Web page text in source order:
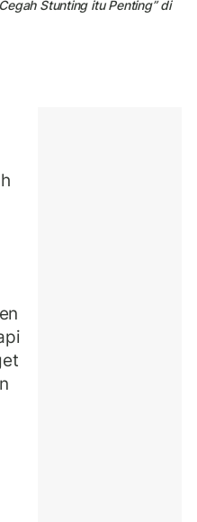
Stunting itu Penting” di